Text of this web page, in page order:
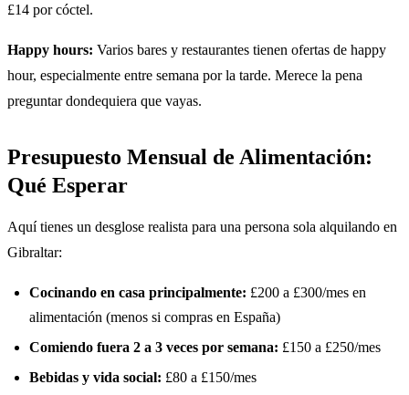
£14 por cóctel.
Happy hours: Varios bares y restaurantes tienen ofertas de happy
hour, especialmente entre semana por la tarde. Merece la pena
preguntar dondequiera que vayas.
Presupuesto Mensual de Alimentación:
Qué Esperar
Aquí tienes un desglose realista para una persona sola alquilando en
Gibraltar:
Cocinando en casa principalmente: £200 a £300/mes en
alimentación (menos si compras en España)
Comiendo fuera 2 a 3 veces por semana: £150 a £250/mes
Bebidas y vida social: £80 a £150/mes